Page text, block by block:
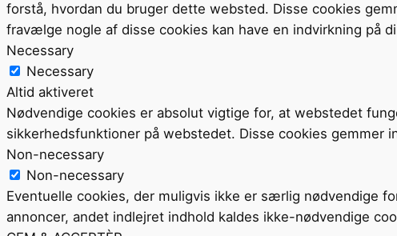
forstå, hvordan du bruger dette websted. Disse cookies
fravælge nogle af disse cookies kan have en indvirkning på
Necessary
Necessary
Altid aktiveret
Nødvendige cookies er absolut vigtige for, at webstedet
sikkerhedsfunktioner på webstedet. Disse cookies gemmer
Non-necessary
Non-necessary
Eventuelle cookies, der muligvis ikke er særlig nødvendige
annoncer, andet indlejret indhold kaldes ikke-nødvendige